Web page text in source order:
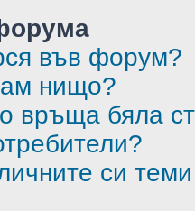
във форум?
нищо?
връща бяла
си